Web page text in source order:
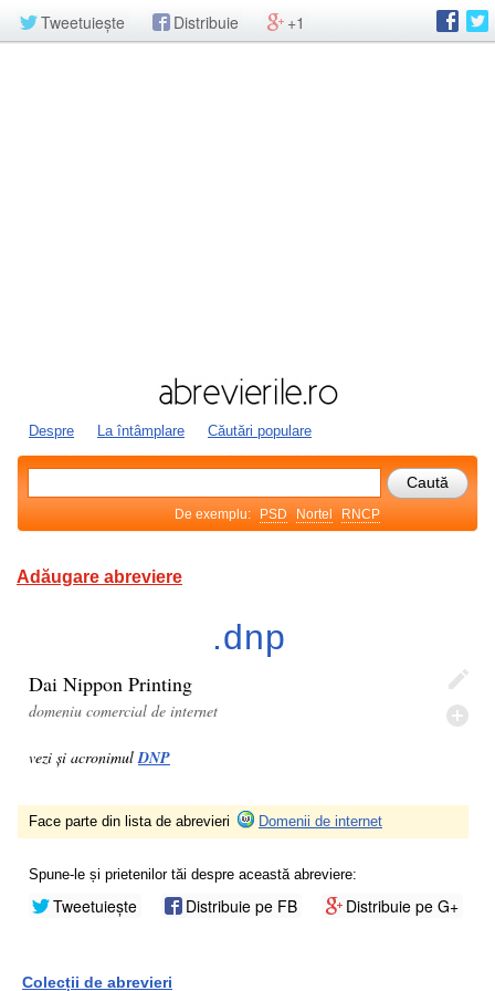
Tweetuiește Distribuie +1
Despre La întâmplare Căutări populare
De exemplu: PSD Nortel RNCP
Adăugare abreviere
.dnp
Dai Nippon Printing
domeniu comercial de internet
vezi și acronimulDNP
Face parte din lista de abrevieri Domenii de internet
Spune-le și prietenilor tăi despre această abreviere:
Tweetuiește Distribuie pe FB Distribuie pe G+
Colecții de abrevieri